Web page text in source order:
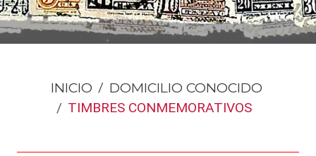
INICIO DOMICILIO CONOCIDO
TIMBRES CONMEMORATIVOS